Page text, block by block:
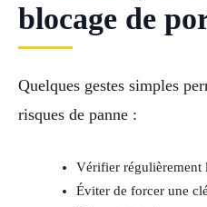
blocage de
Quelques gestes simples
risques de panne :
Vérifier régulièrement
Éviter de forcer une